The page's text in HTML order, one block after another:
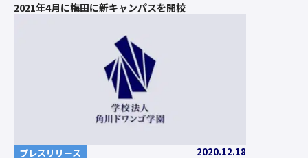
2021年4月に梅田に新キャンパスを開校
プレスリリース 2020.12.18